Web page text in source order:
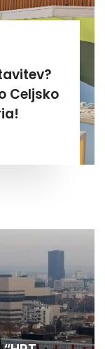
Celjsko